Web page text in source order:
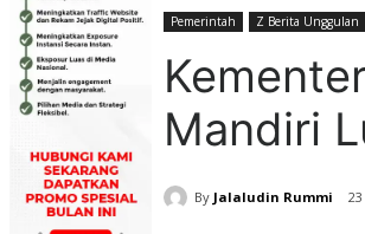
Pemerintah Z Berita Unggulan
Mandiri
By Jalaludin Rummi